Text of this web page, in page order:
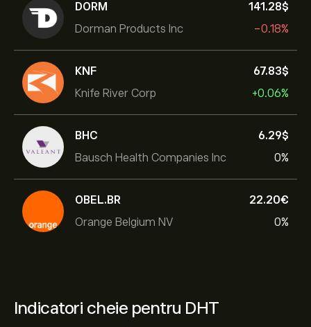
DORM
Dorman Products Inc
141.28‎$‎
-0.18%
KNF
Knife River Corp
67.83‎$‎
+0.06%
BHC
Bausch Health Companies Inc
6.29‎$‎
0%
OBEL.BR
Orange Belgium NV
22.20‎€‎
0%
Indicatori cheie pentru DHT